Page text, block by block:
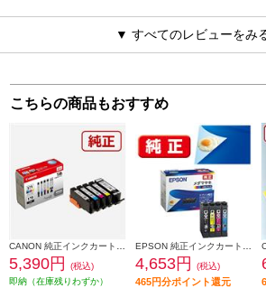
▼ すべてのレビューをみ
こちらの商品もおすすめ
5,390円
(税込)
即納（在庫残りわずか）
4,653円 (税込)
465円分ポイント還元